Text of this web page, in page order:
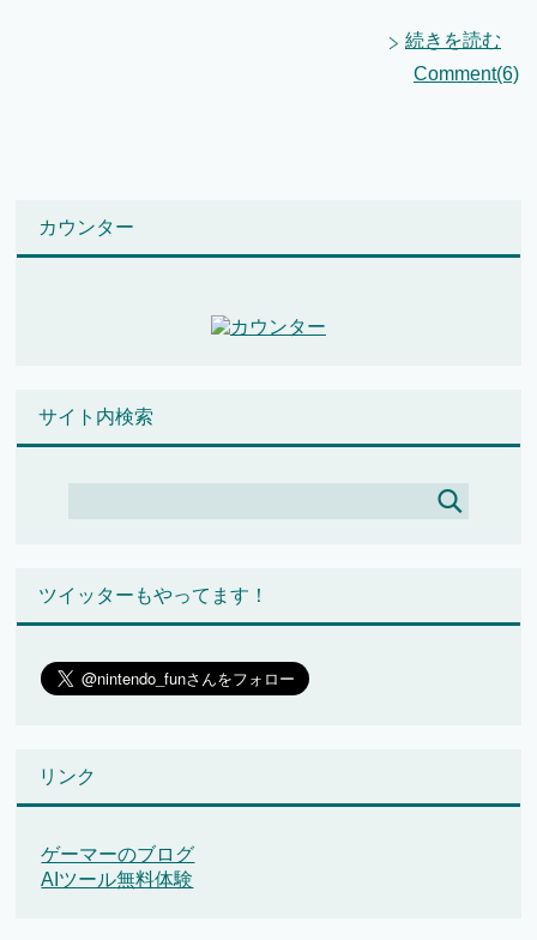
続きを読む
Comment(6)
カウンター
サイト内検索
ツイッターもやってます！
リンク
ゲーマーのブログ
AIツール無料体験